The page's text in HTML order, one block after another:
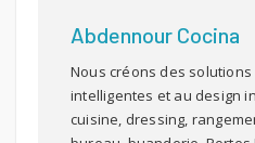
Abdennour Cocina
Nous créons des solutions
intelligentes et au design
cuisine, dressing,